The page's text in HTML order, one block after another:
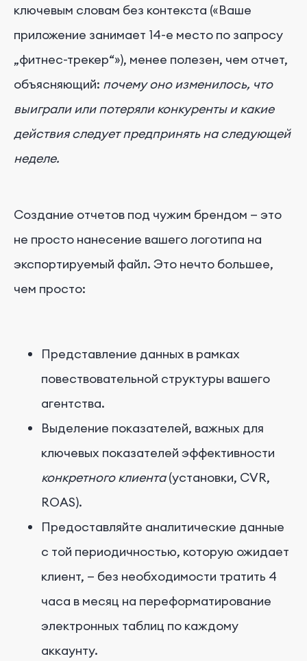
ключевым словам без контекста («Ваше
приложение занимает 14-е место по запросу
„фитнес-трекер“»), менее полезен, чем отчет,
объясняющий: почему оно изменилось, что
выиграли или потеряли конкуренты и какие
действия следует предпринять на следующей
неделе.
Создание отчетов под чужим брендом — это
не просто нанесение вашего логотипа на
экспортируемый файл. Это нечто большее,
чем просто:
Представление данных в рамках
повествовательной структуры вашего
агентства.
Выделение показателей, важных для
ключевых показателей эффективности
конкретного клиента(установки, CVR,
ROAS).
Предоставляйте аналитические данные
с той периодичностью, которую ожидает
клиент, — без необходимости тратить 4
часа в месяц на переформатирование
электронных таблиц по каждому
аккаунту.